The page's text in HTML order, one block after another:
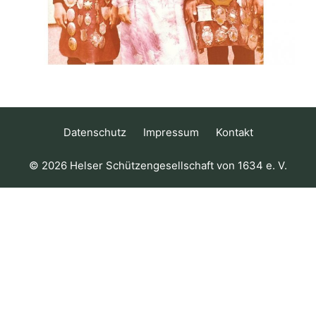
Datenschutz Impressum Kontakt
© 2026 Helser Schützengesellschaft von 1634 e. V.